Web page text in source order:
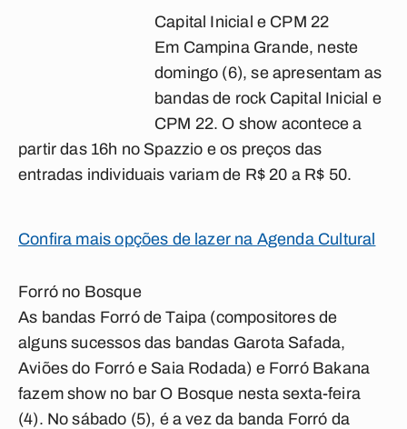
Capital Inicial e CPM 22
Em Campina Grande, neste
domingo (6), se apresentam as
bandas de rock Capital Inicial e
CPM 22. O show acontece a
partir das 16h no Spazzio e os preços das
entradas individuais variam de R$ 20 a R$ 50.
Confira mais opções de lazer na Agenda Cultural
Forró no Bosque
As bandas Forró de Taipa (compositores de
alguns sucessos das bandas Garota Safada,
Aviões do Forró e Saia Rodada) e Forró Bakana
fazem show no bar O Bosque nesta sexta-feira
(4). No sábado (5), é a vez da banda Forró da